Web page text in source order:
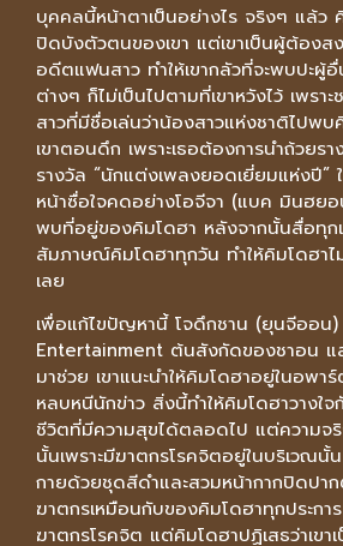
บุคคลนี้หน้าตาเป็นอย่างไร จริงๆ แล้ว
ปิดบังตัวตนของเขา แต่เขาเป็นผู้ต้องส
อดีตแฟนสาว ทำให้เขากลัวที่จะพบปะผู้
ต่างๆ ก็ไม่เป็นไปตามที่เขาหวังไว้ เพร
สาวที่มีชื่อเล่นว่าน้องสาวแห่งชาติไปพ
เขาตอนดึก เพราะเธอต้องการนำถ้วยร
รางวัล “นักแต่งเพลงยอดเยี่ยมแห่งปี”
หน้าซื่อใจคดอย่างโอจีจา (แบค มินฮย
พบที่อยู่ของคิมโดฮา หลังจากนั้นสื่อทุ
สัมภาษณ์คิมโดฮาทุกวัน ทำให้คิมโดฮาไ
เลย
เพื่อแก้ไขปัญหานี้ โจดึกชาน (ยุนจีออน)
Entertainment ต้นสังกัดของชาอน แ
มาช่วย เขาแนะนำให้คิมโดฮาอยู่ในอพา
หลบหนีนักข่าว สิ่งนี้ทำให้คิมโดฮาวางใจ
ชีวิตที่มีความสุขได้ตลอดไป แต่ความจ
นั้นเพราะมีฆาตกรโรคจิตอยู่ในบริเวณ
กายด้วยชุดสีดำและสวมหน้ากากปิดปา
ฆาตกรเหมือนกับของคิมโดฮาทุกประการ
ฆาตกรโรคจิต แต่คิมโดฮาปฏิเสธว่าเข